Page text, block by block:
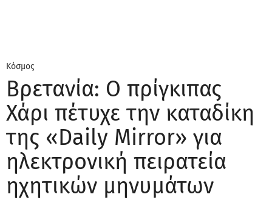
Κόσμος
Βρετανία: Ο πρίγκιπας
Χάρι πέτυχε την καταδίκη
της «Daily Mirror» για
ηλεκτρονική πειρατεία
ηχητικών μηνυμάτων